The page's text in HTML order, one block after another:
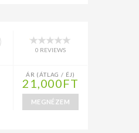
0 REVIEWS
ÁR (ÁTLAG / ÉJ)
21,000FT
MEGNÉZEM